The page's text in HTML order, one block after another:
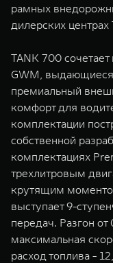
WEY 80
Масштаб
от 6 449 000 ₽
рамных
дилерских центрах
TANK 700
GWM,
премиальный
комфорт для
комплектации
собственной
комплектациях
трехлитровым
крутящим
выступает 9-
передач. Разгон
максимальная
расход топлива -